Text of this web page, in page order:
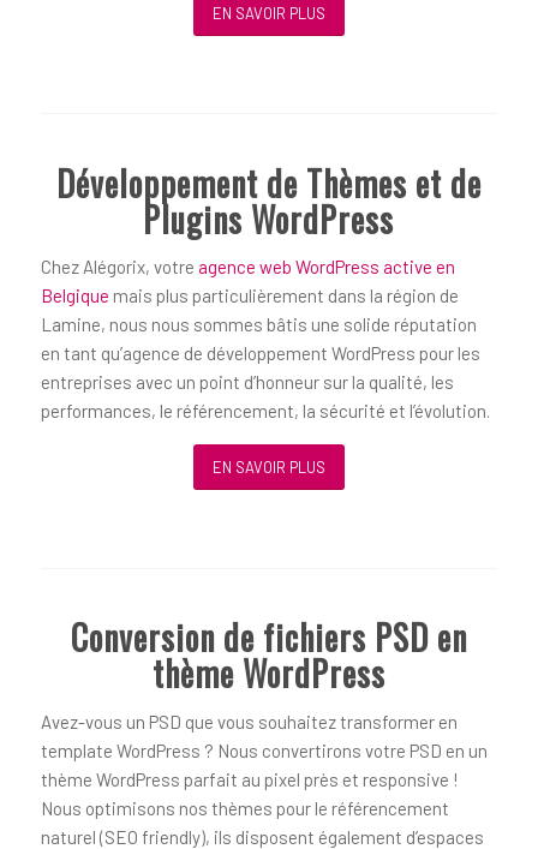
EN SAVOIR PLUS
Développement de Thèmes et de
Plugins WordPress
Chez Alégorix, votre agence web WordPress active en
Belgique mais plus particulièrement dans la région de
Lamine, nous nous sommes bâtis une solide réputation
en tant qu’agence de développement WordPress pour les
entreprises avec un point d’honneur sur la qualité, les
performances, le référencement, la sécurité et l’évolution.
EN SAVOIR PLUS
Conversion de fichiers PSD en
thème WordPress
Avez-vous un PSD que vous souhaitez transformer en
template WordPress ? Nous convertirons votre PSD en un
thème WordPress parfait au pixel près et responsive !
Nous optimisons nos thèmes pour le référencement
naturel (SEO friendly), ils disposent également d’espaces